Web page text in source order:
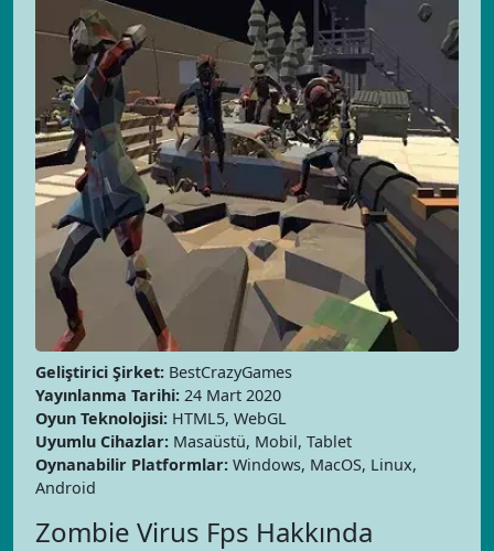
Geliştirici Şirket: BestCrazyGames
Yayınlanma Tarihi: 24 Mart 2020
Oyun Teknolojisi: HTML5, WebGL
Uyumlu Cihazlar: Masaüstü, Mobil, Tablet
Oynanabilir Platformlar: Windows, MacOS, Linux,
Android
Zombie Virus Fps Hakkında